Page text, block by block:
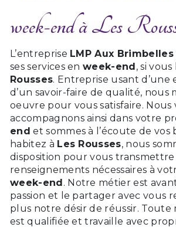
week-end à Les
L’entreprise LMP Aux Brimbelles
ses services enweek-end , si
Rousses. Entreprise usant d’une
d’un savoir-faire de qualité,
oeuvre pour vous satisfaire. Nous
accompagnons ainsi dans votre
end et sommes à l’écoute de vos
habitez à Les Rousses, nous
disposition pour vous transmettre
renseignements nécessaires à
week-end . Notre métier est
passion et le partager avec vous
plus notre désir de réussir.
est qualifiée et travaille avec